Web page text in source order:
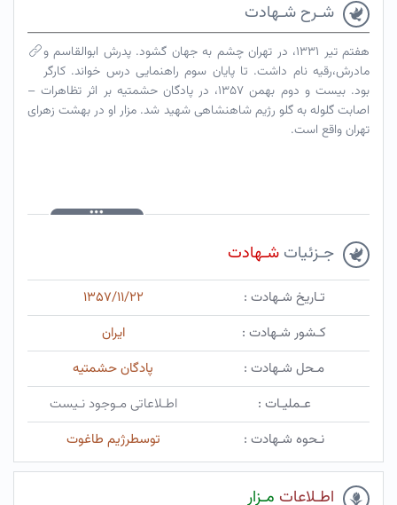
شـرح شـهادت
هفتم تیر ۱۳۳۱، در تهران چشم به جهان گشود. پدرش ابوالقاسم و
مادرش،رقیه نام داشت. تا پایان سوم راهنمایی درس خواند. کارگر
بود. بیست و دوم بهمن ۱۳۵۷، در پادگان حشمتیه بر اثر تظاهرات –
اصابت گلوله به گلو رژیم شاهنشاهی شهید شد. مزار او در بهشت زهرای
تهران واقع است.
جـزئیات شـهادت
تـاریخ شـهادت :
۱۳۵۷/۱۱/۲۲
کـشور شـهادت :
ایران
مـحل شـهادت :
پادگان حشمتیه
عـملیـات :
اطـلاعاتی مـوجود نـیست
نـحوه شـهادت :
توسطرژیم طاغوت
اطـلاعات مـزار